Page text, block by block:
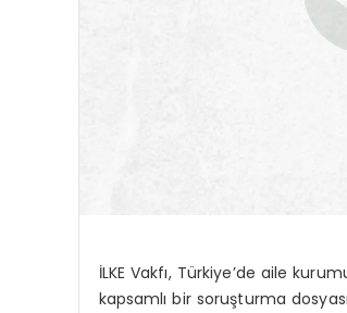
İLKE Vakfı, Türkiye’de aile
kapsamlı bir soruşturma